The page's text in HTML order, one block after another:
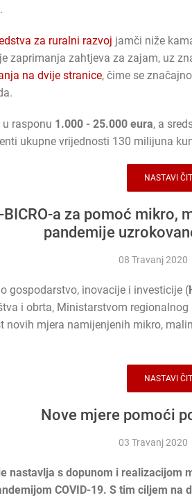
za ruralni razvoj jamči niže
zaprimanja zahtjeva za zajam, uz
na dvije stranice, čime se
rasponu 1.000 - 25.000 eura, a
ukupne vrijednosti 130 milijuna
NASTAVI
a za pomoć mikro,
pandemije
08 Travanj 2020
gospodarstvo, inovacije i investicije (
i obrta, Ministarstvom
novih mjera namijenjenih mikro,
NASTAVI
Nove mjere pomoći
03 Travanj 2020
nastavlja s dopunom i realizacijom
COVID-19. S tim ciljem